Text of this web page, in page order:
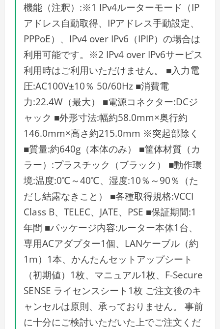
機能（注釈）:※1 IPv4ルーターモード（IP
アドレス自動取得、IPアドレス手動設定、
PPPoE）、IPv4 over IPv6（IPIP）の場合は
利用可能です。※2 IPv4 over IPv6サービス
利用時はご利用いただけません。 ■入力電
圧:AC100V±10％ 50/60Hz ■消費電
力:22.4W（最大） ■電源コネクター:DCジ
ャック ■外形寸法:幅約58.0mm×奥行約
146.0mm×高さ約215.0mm ※突起部除く
■質量:約640g（本体のみ） ■筐体材質（カ
ラー）:プラスチック（ブラック） ■動作環
境:温度:0℃～40℃、湿度:10％～90％（た
だし結露なきこと） ■各種取得規格:VCCI
Class B、TELEC、JATE、PSE ■保証期間:1
年間 ■パッケージ内容:ルーター本体1台、
専用ACアダプター1個、LANケーブル（約
1m）1本、かんたんセットアップシート
（初期値）1枚、マニュアル1枚、F-Secure
SENSE ライセンスシート1枚 ご注文後のキ
ャンセルは原則、承っておりません。 事前
に十分にご検討いただいた上でご注文くだ